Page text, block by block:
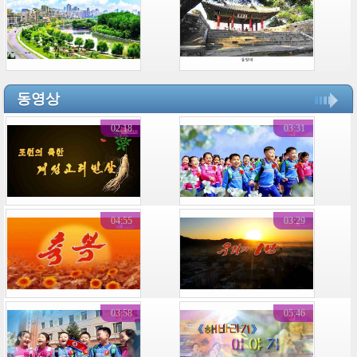
동영상
02:18 03:31
04:55 03:29
03:58 05:46